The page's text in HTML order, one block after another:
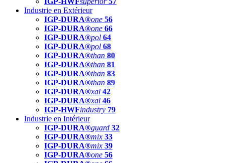
Industrie en Extérieur
IGP-DURA®one 56
IGP-DURA®one 66
IGP-DURA®pol 64
IGP-DURA®pol 68
IGP-DURA®than 80
IGP-DURA®than 81
IGP-DURA®than 83
IGP-DURA®than 89
IGP-DURA®xal 42
IGP-DURA®xal 46
IGP-HWFindustry 79
Industrie en Intérieur
IGP-DURA®guard 32
IGP-DURA®mix 33
IGP-DURA®mix 39
IGP-DURA®one 56